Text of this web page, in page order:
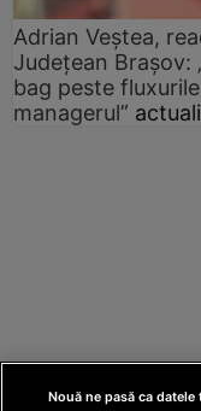
Adrian Veștea,
Județean Brașov:
bag peste
managerul”
Nouă ne pasă ca